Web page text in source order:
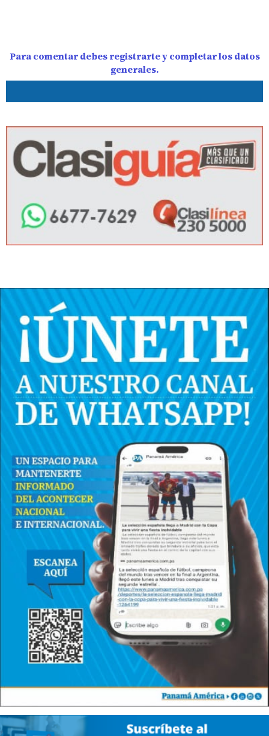
Para comentar debes registrarte y completar los datos
generales.